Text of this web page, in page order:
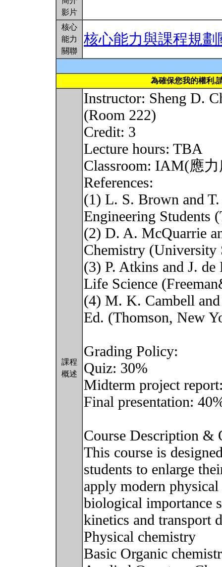
影片
核心
能力
關聯
核心能力與課程規劃
為確保您我的權利,
課程
概述
Instructor: Sheng D.
(Room 222)
Credit: 3
Lecture hours: TBA
Classroom: IAM(應
References:
(1) L. S. Brown and
Engineering Students
(2) D. A. McQuarrie
Chemistry (University
(3) P. Atkins and J.
Life Science
(4) M. K. Cambell
Ed. (Thomson, New
Grading Policy:
Quiz: 30%
Midterm project
Final presentation:
Course Description &
This course is
students to enlarge
apply modern
biological importance
kinetics and transport
Physical chemistry
Basic Organic